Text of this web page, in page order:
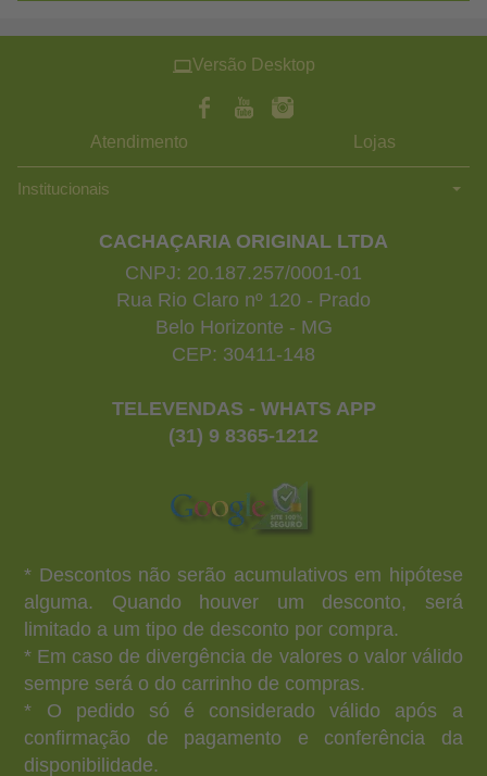
Versão Desktop
Atendimento Lojas
Institucionais
CACHAÇARIA ORIGINAL LTDA
CNPJ: 20.187.257/0001-01
Rua Rio Claro nº 120 - Prado
Belo Horizonte - MG
CEP: 30411-148
TELEVENDAS - WHATS APP
(31) 9 8365-1212
* Descontos não serão acumulativos em hipótese
alguma. Quando houver um desconto, será
limitado a um tipo de desconto por compra.
* Em caso de divergência de valores o valor válido
sempre será o do carrinho de compras.
* O pedido só é considerado válido após a
confirmação de pagamento e conferência da
disponibilidade.